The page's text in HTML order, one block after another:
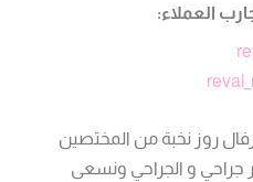
العملاء:
روز نخبة من المختصين
جراحي و الجراحي ونسعى